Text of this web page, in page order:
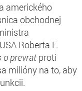
amerického
obchodnej
Roberta F.
o prevrat proti
milióny na to, aby